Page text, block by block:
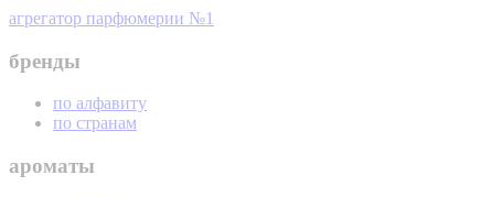
агрегатор парфюмерии №1
бренды
по алфавиту
по странам
ароматы